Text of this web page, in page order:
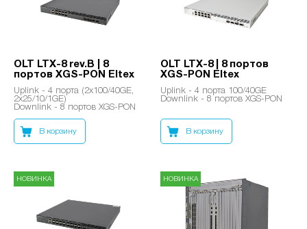
OLT LTX-8 rev.B | 8
портов XGS-PON Eltex
Uplink - 4 порта (2x100/40GE,
2x25/10/1GE)
Downlink - 8 портов XGS-PON
В корзину
OLT LTX-8 | 8 портов
XGS-PON Eltex
Uplink - 4 порта 100/40GE
Downlink - 8 портов XGS-PON
В корзину
НОВИНКА НОВИНКА